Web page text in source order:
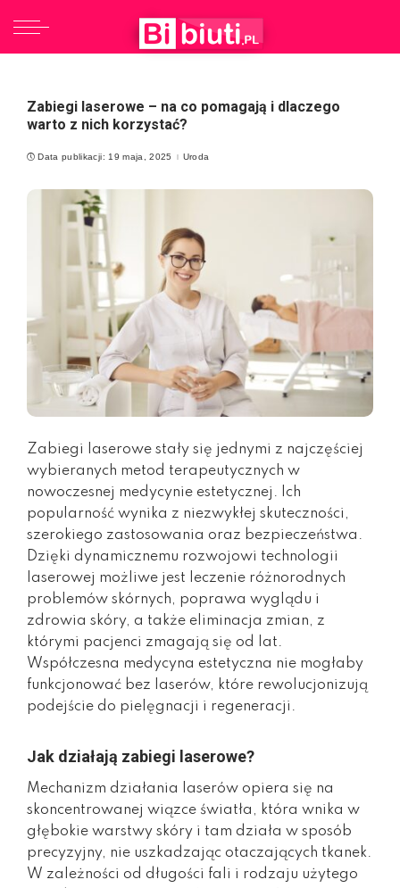
Zabiegi laserowe – na co pomagają i dlaczego
warto z nich korzystać?
Data publikacji: 19 maja, 2025 Uroda
Zabiegi laserowe stały się jednymi z najczęściej
wybieranych metod terapeutycznych w
nowoczesnej medycynie estetycznej. Ich
popularność wynika z niezwykłej skuteczności,
szerokiego zastosowania oraz bezpieczeństwa.
Dzięki dynamicznemu rozwojowi technologii
laserowej możliwe jest leczenie różnorodnych
problemów skórnych, poprawa wyglądu i
zdrowia skóry, a także eliminacja zmian, z
którymi pacjenci zmagają się od lat.
Współczesna medycyna estetyczna nie mogłaby
funkcjonować bez laserów, które rewolucjonizują
podejście do pielęgnacji i regeneracji.
Jak działają zabiegi laserowe?
Mechanizm działania laserów opiera się na
skoncentrowanej wiązce światła, która wnika w
głębokie warstwy skóry i tam działa w sposób
precyzyjny, nie uszkadzając otaczających tkanek.
W zależności od długości fali i rodzaju użytego